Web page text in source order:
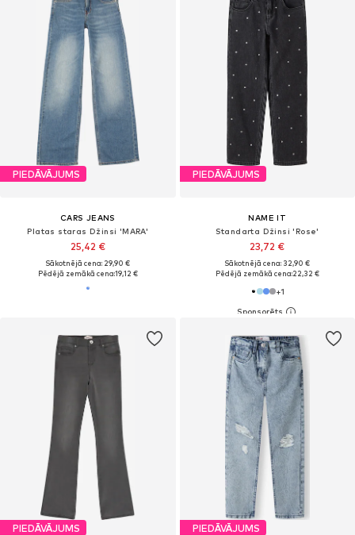
PIEDĀVĀJUMS
CARS JEANS
Platas staras Džinsi 'MARA'
25,42 €
Sākotnējā cena: 29,90 €
Pēdējā zemākā cena:19,12 €
PIEDĀVĀJUMS
NAME IT
Standarta Džinsi 'Rose'
23,72 €
Sākotnējā cena: 32,90 €
Pēdējā zemākā cena:22,32 €
+1
PIEDĀVĀJUMS PIEDĀVĀJUMS